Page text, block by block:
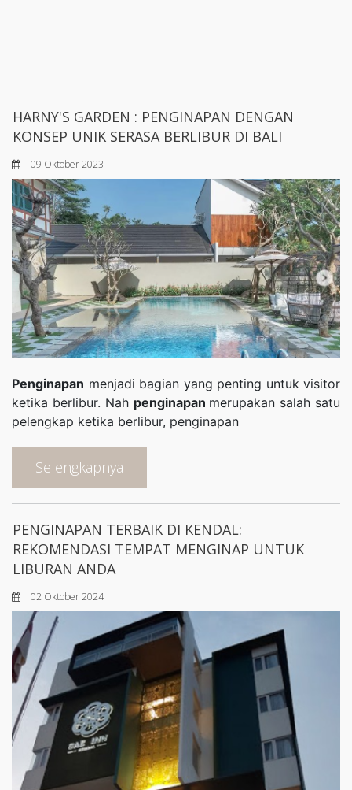
HARNY'S GARDEN : PENGINAPAN DENGAN
KONSEP UNIK SERASA BERLIBUR DI BALI
09 Oktober 2023
Penginapan menjadi bagian yang penting untuk visitor
ketika berlibur. Nah penginapan merupakan salah satu
pelengkap ketika berlibur, penginapan
Selengkapnya
PENGINAPAN TERBAIK DI KENDAL:
REKOMENDASI TEMPAT MENGINAP UNTUK
LIBURAN ANDA
02 Oktober 2024